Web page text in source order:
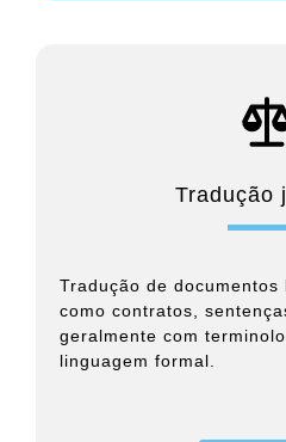
Tradução
Tradução de documentos
como contratos,
geralmente com
linguagem formal.